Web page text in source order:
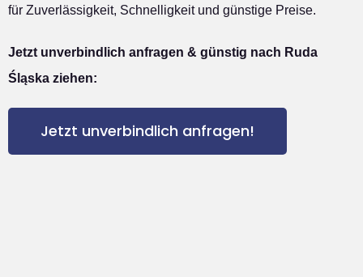
für Zuverlässigkeit, Schnelligkeit und günstige Preise.
Jetzt unverbindlich anfragen & günstig nach Ruda
Śląska ziehen:
Jetzt unverbindlich anfragen!